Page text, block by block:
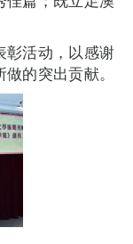
彰活动，以感谢
的突出贡献。